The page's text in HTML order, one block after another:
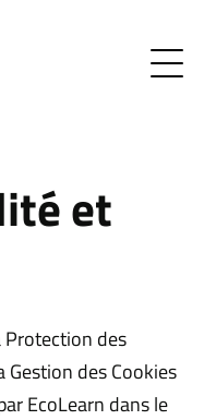
et
Protection des
des Cookies
EcoLearn dans le